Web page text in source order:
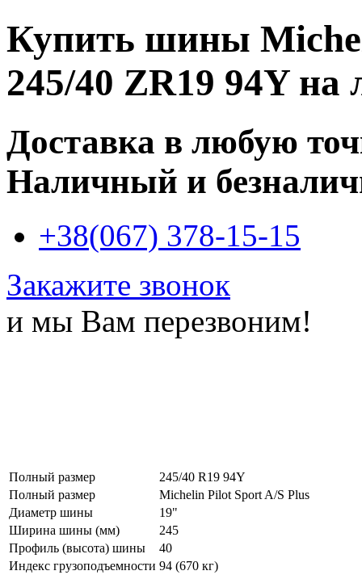
Купить шины
245/40 ZR19 94Yна
Доставка в любую
Наличный и
+38(067) 378-15-15
Закажите звонок
и мы Вам перезвоним!
Полный размер
245/40 R19 94Y
Полный размер
Michelin Pilot Sport A/S Plus
Диаметр шины
19"
Ширина шины (мм)
245
Профиль (высота) шины
40
Индекс грузоподъемности 94 (670 кг)